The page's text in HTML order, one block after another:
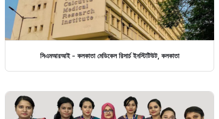
সিএমআরআই - কলকাতা মেডিকেল রিসার্চ ইনস্টিটিউট, কলকাতা